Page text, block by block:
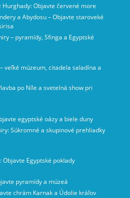
Objavte červené more
a Abydosu – Objavte staroveké
– pyramídy, Sfinga a Egyptské
veľké múzeum, citadela saladína a
po Níle a svetelná show pri
egyptské oázy a biele duny
Súkromné a skupinové prehliadky
Objavte Egyptské poklady
pyramídy a múzeá
chrám Karnak a Údolie kráľov